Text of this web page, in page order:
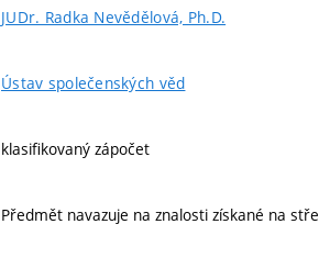
JUDr. Radka Nevědělová, Ph.D.
Ústav společenských věd
klasifikovaný zápočet
Předmět navazuje na znalosti získané na